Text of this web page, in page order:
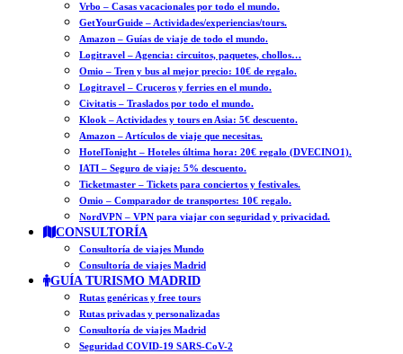
Vrbo – Casas vacacionales por todo el mundo.
GetYourGuide – Actividades/experiencias/tours.
Amazon – Guías de viaje de todo el mundo.
Logitravel – Agencia: circuitos, paquetes, chollos…
Omio – Tren y bus al mejor precio: 10€ de regalo.
Logitravel – Cruceros y ferries en el mundo.
Civitatis – Traslados por todo el mundo.
Klook – Actividades y tours en Asia: 5€ descuento.
Amazon – Artículos de viaje que necesitas.
HotelTonight – Hoteles última hora: 20€ regalo (DVECINO1).
IATI – Seguro de viaje: 5% descuento.
Ticketmaster – Tickets para conciertos y festivales.
Omio – Comparador de transportes: 10€ regalo.
NordVPN – VPN para viajar con seguridad y privacidad.
CONSULTORÍA
Consultoría de viajes Mundo
Consultoría de viajes Madrid
GUÍA TURISMO MADRID
Rutas genéricas y free tours
Rutas privadas y personalizadas
Consultoría de viajes Madrid
Seguridad COVID-19 SARS-CoV-2